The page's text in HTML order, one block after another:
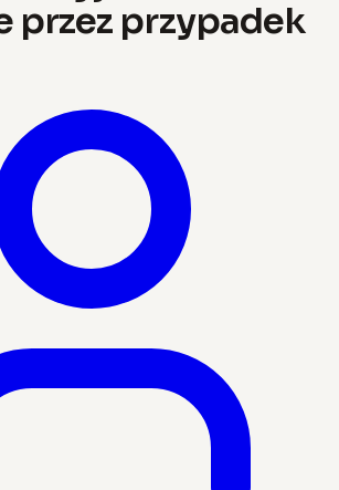
przez przypadek